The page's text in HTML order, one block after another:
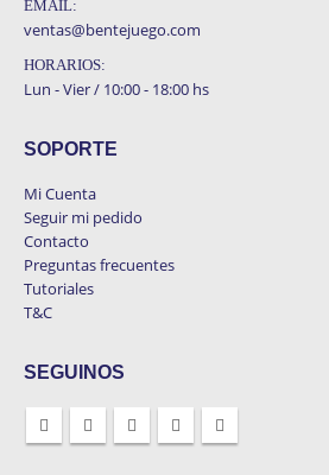
EMAIL:
ventas@bentejuego.com
HORARIOS:
Lun - Vier / 10:00 - 18:00 hs
SOPORTE
Mi Cuenta
Seguir mi pedido
Contacto
Preguntas frecuentes
Tutoriales
T&C
SEGUINOS